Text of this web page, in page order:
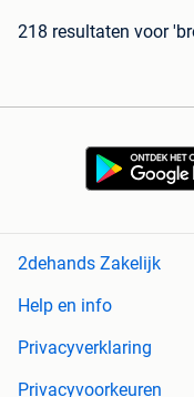
218 resultaten voor
2dehands Zakelijk
Help en info
Privacyverklaring
Privacyvoorkeuren